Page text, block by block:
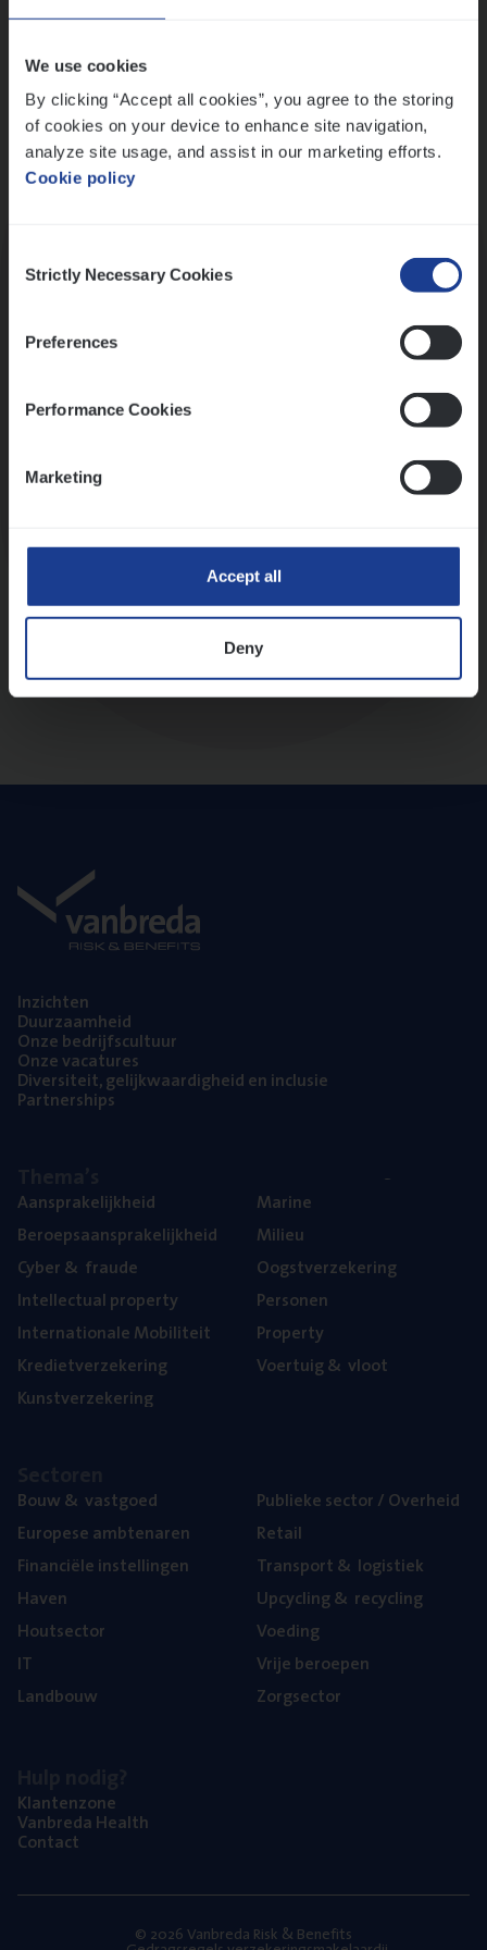
We use cookies
By clicking “Accept all cookies”, you agree to the storing
of cookies on your device to enhance site navigation,
analyze site usage, and assist in our marketing efforts.
Cookie policy
Selection
Strictly Necessary Cookies
Preferences
Performance Cookies
Marketing
Accept all
Deny
Inzich­ten
Duur­zaam­heid
Onze bedrijfs­cul­tuur
Onze vaca­tu­res
Diver­si­teit, gelijk­waar­dig­heid en inclusie
Part­ner­ships
Aan­spra­ke­lijk­heid
Beroeps­aan­spra­ke­lijk­heid
Cyber& fraude
Intel­lec­tu­al property
Inter­na­ti­o­na­le Mobiliteit
Kre­diet­ver­ze­ke­ring
Kunst­ver­ze­ke­ring
Mari­ne
Mili­eu
Oogst­ver­ze­ke­ring
Per­so­nen
Pro­per­ty
Voer­tuig& vloot
Bouw& vastgoed
Euro­pe­se ambtenaren
Finan­ci­ë­le instellingen
Haven
Hout­sec­tor
IT
Land­bouw
Publie­ke sec­tor / Overheid
Retail
Trans­port& logistiek
Upcy­cling& recycling
Voe­ding
Vrije beroe­pen
Zorg­sec­tor
Klan­ten­zo­ne
Van­b­re­da Health
Con­tact
© 2026 Vanbreda Risk & Benefits